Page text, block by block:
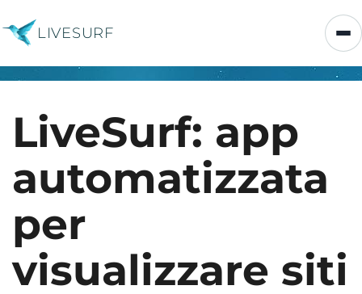
LIVESURF
LiveSurf: app
automatizzata
per
visualizzare siti